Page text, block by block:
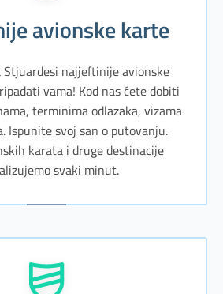
avionske karte
Stjuardesi najjeftinije avionske
vama! Kod nas ćete dobiti
terminima odlazaka, vizama
Ispunite svoj san o putovanju.
karata i druge destinacije
svaki minut.